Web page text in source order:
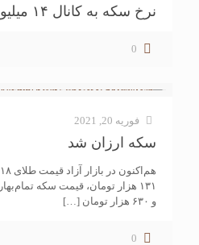
نرخ سکه به کانال ۱۴ میلیون تومان بازگشت
0
فوریه 20, 2021
سکه ارزان شد
و ۶۳۰ هزار تومان
[…]
0